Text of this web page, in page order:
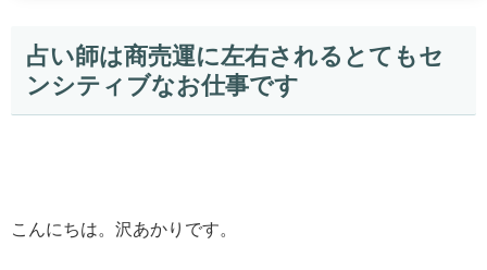
占い師は商売運に左右されるとてもセ
ンシティブなお仕事です
こんにちは。沢あかりです。